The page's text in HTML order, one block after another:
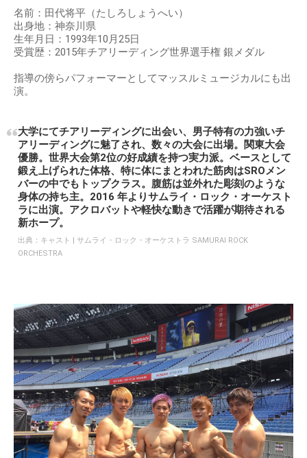
名前：田代将平（たしろしょうへい）
出身地：神奈川県
生年月日：1993年10月25日
受賞歴：2015年チアリーディング世界選手権 銀メダル
指導の傍らパフォーマーとしてマッスルミュージカルにも出
演。
大学にてチアリーディングに出会い、男子特有の力強いチ
アリーディングに魅了され、数々の大会に出場。関東大会
優勝。世界大会第2位の好成績を持つ実力派。ベースとして
鍛え上げられた体格、特に体にまとわれた筋肉はSROメン
バーの中でもトップクラス。腹筋は並外れた彫刻のような
身体の持ち主。2016 年よりサムライ・ロック・オーケスト
ラに出演。アクロバットや軽快な動きで活躍が期待される
新ホープ。
出典： キャスト | サムライ・ロック・オーケストラ SAMURAI ROCK
ORCHESTRA